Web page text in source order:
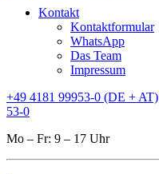
Kontakt
Kontaktformular
WhatsApp
Das Team
Impressum
+49 4181 99953-0 (DE + AT)
53-0
Mo – Fr: 9 – 17 Uhr